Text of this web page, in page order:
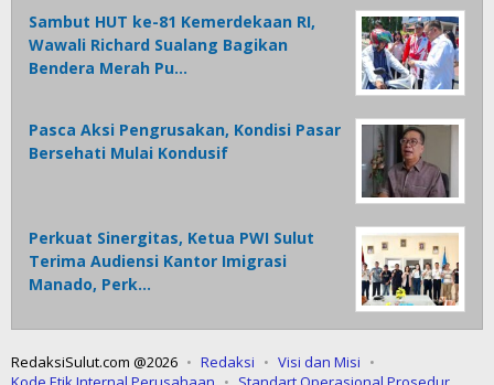
Sambut HUT ke-81 Kemerdekaan RI,
Wawali Richard Sualang Bagikan
Bendera Merah Pu…
Pasca Aksi Pengrusakan, Kondisi Pasar
Bersehati Mulai Kondusif
Perkuat Sinergitas, Ketua PWI Sulut
Terima Audiensi Kantor Imigrasi
Manado, Perk…
RedaksiSulut.com @2026 Redaksi
Visi dan Misi